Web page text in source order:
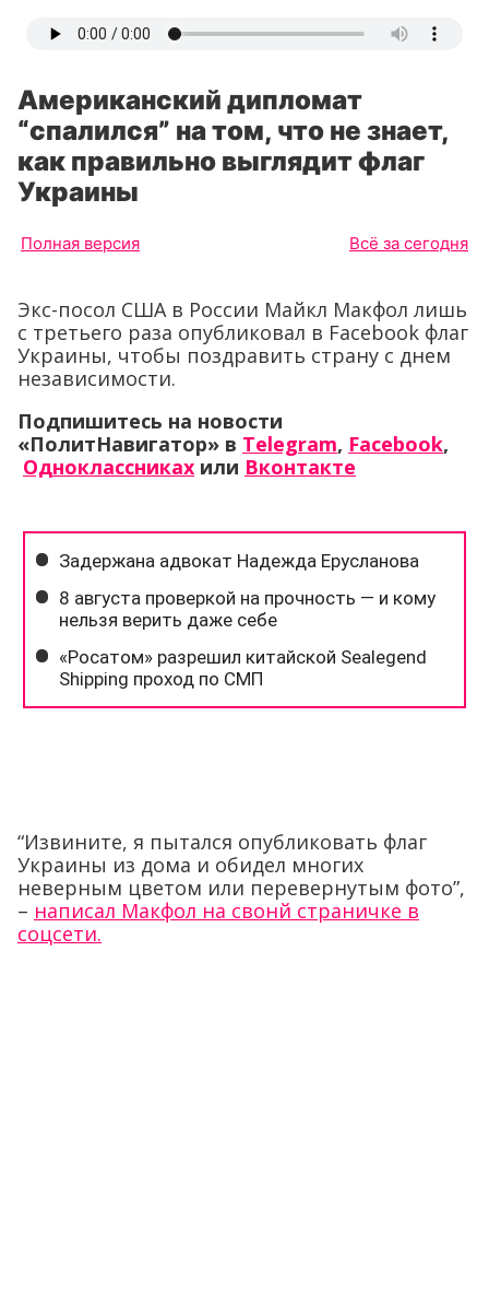
Американский дипломат
“спалился” на том, что не знает,
как правильно выглядит флаг
Украины
Полная версия Всё за сегодня
Экс-посол США в России Майкл Макфол лишь
с третьего раза опубликовал в Facebook флаг
Украины, чтобы поздравить страну с днем
независимости.
Подпишитесь на новости
«ПолитНавигатор» в Telegram, Facebook,
Одноклассниках или Вконтакте
“Извините, я пытался опубликовать флаг
Украины из дома и обидел многих
неверным цветом или перевернутым фото”,
– написал Макфол на свонй страничке в
соцсети.